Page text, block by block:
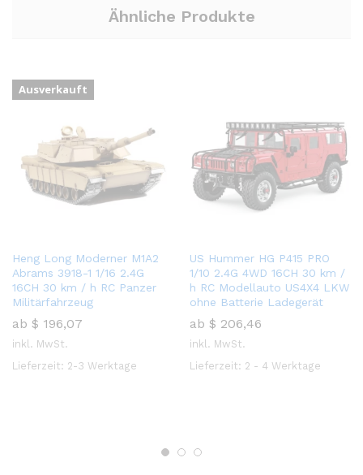
Ähnliche Produkte
Ausverkauft
Heng Long Moderner M1A2
Abrams 3918-1 1/16 2.4G
16CH 30 km / h RC Panzer
Militärfahrzeug
ab $ 196,07
inkl. MwSt.
Lieferzeit: 2-3 Werktage
US Hummer HG P415 PRO
1/10 2.4G 4WD 16CH 30 km /
h RC Modellauto US4X4 LKW
ohne Batterie Ladegerät
ab $ 206,46
inkl. MwSt.
Lieferzeit: 2 - 4 Werktage